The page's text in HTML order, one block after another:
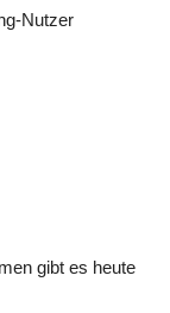
Nutzer
gibt es heute